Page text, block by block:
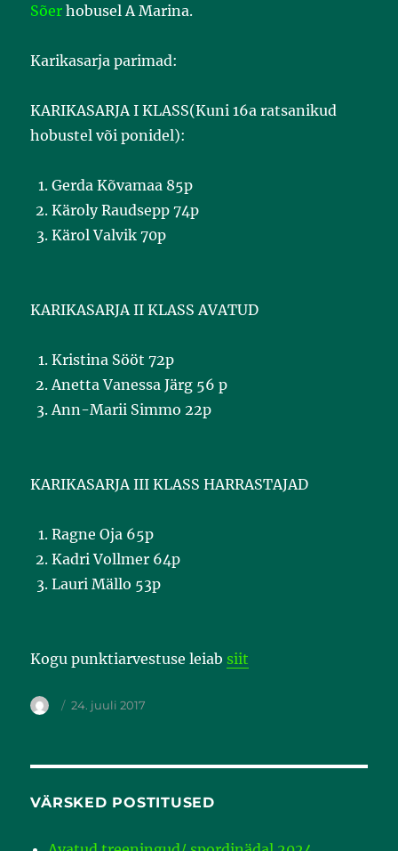
Sõer hobusel A Marina.
Karikasarja parimad:
KARIKASARJA I KLASS(Kuni 16a ratsanikud
hobustel või ponidel):
Gerda Kõvamaa 85p
Käroly Raudsepp 74p
Kärol Valvik 70p
KARIKASARJA II KLASS AVATUD
Kristina Sööt 72p
Anetta Vanessa Järg 56 p
Ann-Marii Simmo 22p
KARIKASARJA III KLASS HARRASTAJAD
Ragne Oja 65p
Kadri Vollmer 64p
Lauri Mällo 53p
Kogu punktiarvestuse leiab siit
24. juuli 2017
VÄRSKED POSTITUSED